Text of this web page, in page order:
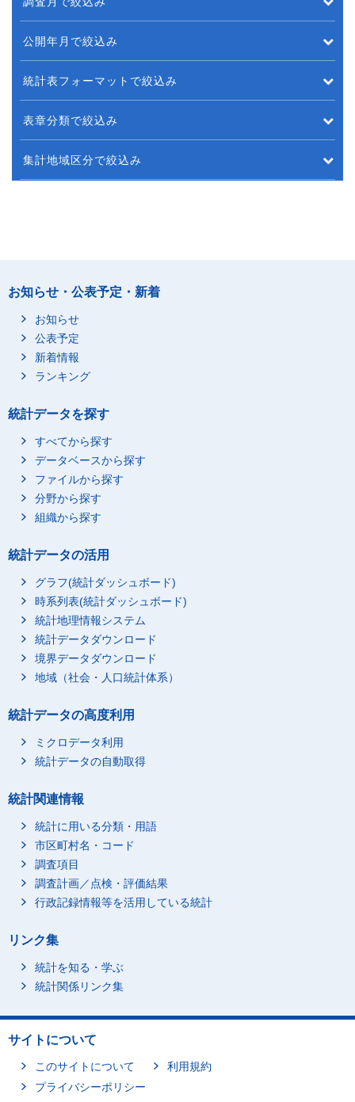
公開年月で絞込み
統計表フォーマットで絞込み
表章分類で絞込み
集計地域区分で絞込み
お知らせ・公表予定・新着
お知らせ
公表予定
新着情報
ランキング
統計データを探す
すべてから探す
データベースから探す
ファイルから探す
分野から探す
組織から探す
統計データの活用
グラフ(統計ダッシュボード)
時系列表(統計ダッシュボード)
統計地理情報システム
統計データダウンロード
境界データダウンロード
地域（社会・人口統計体系）
統計データの高度利用
ミクロデータ利用
統計データの自動取得
統計関連情報
統計に用いる分類・用語
市区町村名・コード
調査項目
調査計画／点検・評価結果
行政記録情報等を活用している統計
リンク集
統計を知る・学ぶ
統計関係リンク集
サイトについて
このサイトについて
利用規約
プライバシーポリシー